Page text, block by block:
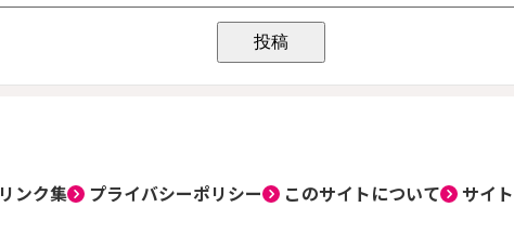
リンク集 プライバシーポリシー このサイトについて サイ